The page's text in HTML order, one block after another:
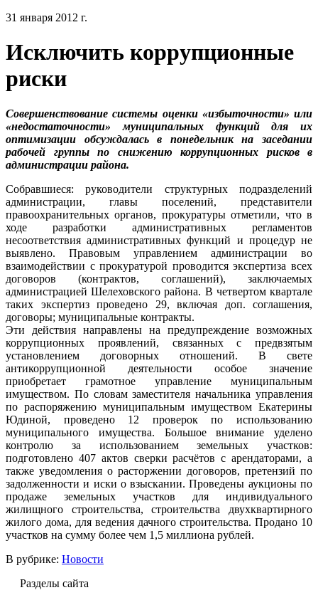
31 января 2012 г.
Исключить коррупционные
риски
Совершенствование системы оценки «избыточности» или
«недостаточности» муниципальных функций для их
оптимизации обсуждалась в понедельник на заседании
рабочей группы по снижению коррупционных рисков в
администрации района.
Собравшиеся: руководители структурных подразделений
администрации, главы поселений, представители
правоохранительных органов, прокуратуры отметили, что в
ходе разработки административных регламентов
несоответствия административных функций и процедур не
выявлено. Правовым управлением администрации во
взаимодействии с прокуратурой проводится экспертиза всех
договоров (контрактов, соглашений), заключаемых
администрацией Шелеховского района. В четвертом квартале
таких экспертиз проведено 29, включая доп. соглашения,
договоры; муниципальные контракты.
Эти действия направлены на предупреждение возможных
коррупционных проявлений, связанных с предвзятым
установлением договорных отношений. В свете
антикоррупционной деятельности особое значение
приобретает грамотное управление муниципальным
имуществом. По словам заместителя начальника управления
по распоряжению муниципальным имуществом Екатерины
Юдиной, проведено 12 проверок по использованию
муниципального имущества. Большое внимание уделено
контролю за использованием земельных участков:
подготовлено 407 актов сверки расчётов с арендаторами, а
также уведомления о расторжении договоров, претензий по
задолженности и иски о взыскании. Проведены аукционы по
продаже земельных участков для индивидуального
жилищного строительства, строительства двухквартирного
жилого дома, для ведения дачного строительства. Продано 10
участков на сумму более чем 1,5 миллиона рублей.
В рубрике: Новости
Разделы сайта